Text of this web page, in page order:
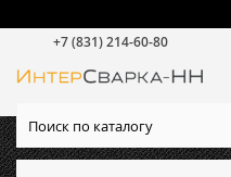
+7 (831) 214-60-80